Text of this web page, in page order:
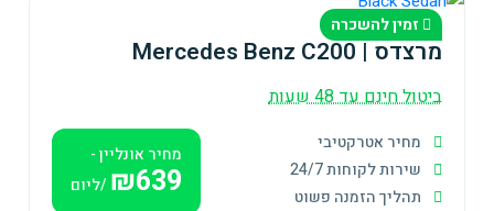
זמין להשכרה
מרצדס | Mercedes Benz C200
ביטול חינם עד 48 שעות
מחיר אטרקטיבי
שירות לקוחות 24/7
תהליך הזמנה פשוט
מחיר אונליין -
₪639/ליום